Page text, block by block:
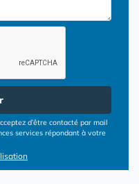
d’être contacté par mail
services répondant à votre